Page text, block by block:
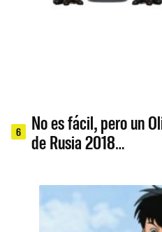
6
No es fácil, pero un
de Rusia 2018…